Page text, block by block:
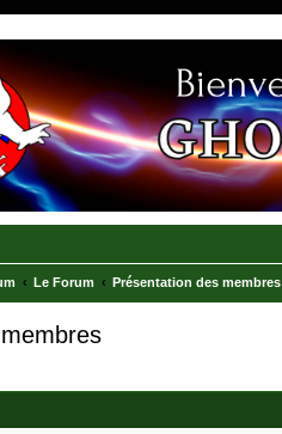
Le Forum Présentation des membres